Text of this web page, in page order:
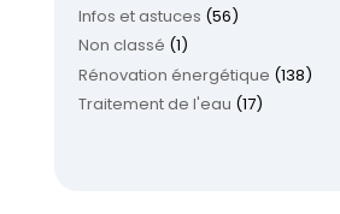
Infos et astuces (56)
Non classé (1)
Rénovation énergétique (138)
Traitement de l'eau (17)